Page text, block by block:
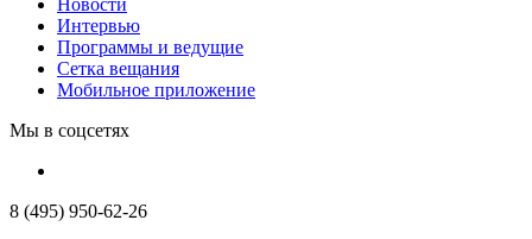
Интервью
Программы и ведущие
Сетка вещания
Мобильное приложение
Мы в соцсетях
8 (495) 950-62-26